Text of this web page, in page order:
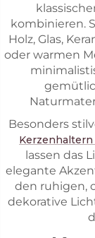
kombinieren.
Holz, Glas,
oder warmen
Besonders
Kerzenhaltern
lassen das
elegante
den ruhigen,
dekorative